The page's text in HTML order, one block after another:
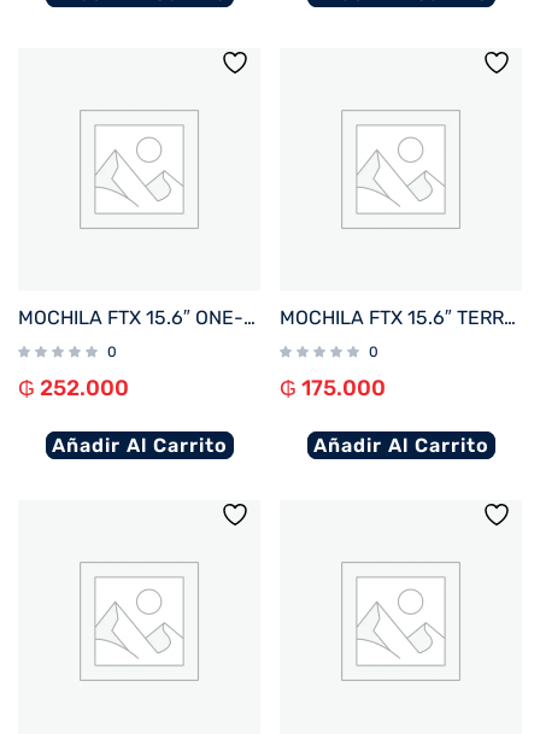
MOCHILA FTX 15.6″ ONE-BL AZUL
0
₲ 252.000
Añadir Al Carrito
MOCHILA FTX 15.6″ TERRA-BR MARRON
0
₲ 175.000
Añadir Al Carrito